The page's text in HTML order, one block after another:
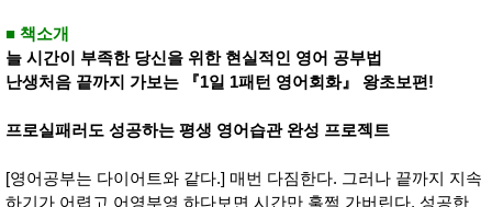
방 기브랜
드
보관용
기
품
주방소
식 즉석가
■ 책소개
늘 시간이 부족한 당신을 위한 현실적인 영어 공부법
난생처음 끝까지 가보는 『1일 1패턴 영어회화』 왕초보편!
프로실패러도 성공하는 평생 영어습관 완성 프로젝트
[영어공부는 다이어트와 같다.] 매번 다짐한다. 그러나 끝까지 지속
하기가 어렵고 어영부영 하다보면 시간만 훌쩍 가버린다. 성공한